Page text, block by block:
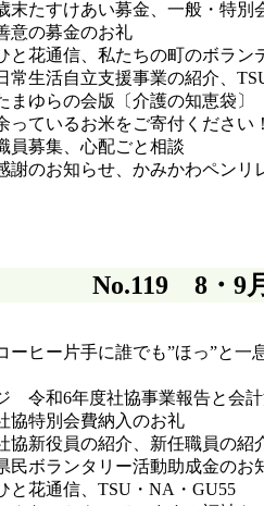
たすけあい募金、一般・特別
金のお礼
花通信、私たちの町のボラン
生活自立支援事業の紹介、
ゆらの会版〔介護の知恵袋〕
ているお米をご寄付ください！
、心配ごと相談
ジ 感謝のお知
No.119 8・9
片手に誰でも”ほっ”と一息
令和6年度社協事業報告と会
特別会費納入のお礼
協新役員の紹介、新任職員の
民ボランタリー活動助成金の
花通信、TSU・NA・GU55